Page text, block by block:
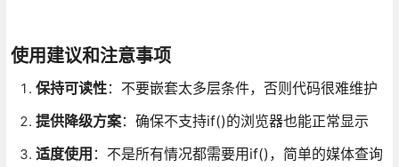
使用建议和注意事项
保持可读性：不要嵌套太多层条件，否则代码很难维护
提供降级方案：确保不支持if()的浏览器也能正常显示
适度使用 ：不是所有情况都需要用if()，简单的媒体查询